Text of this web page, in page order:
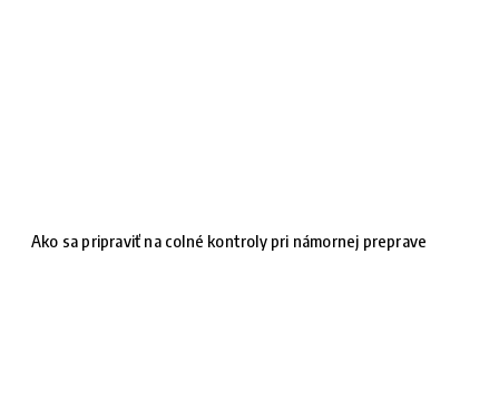
Ako sa pripraviť na colné kontroly pri námornej preprave